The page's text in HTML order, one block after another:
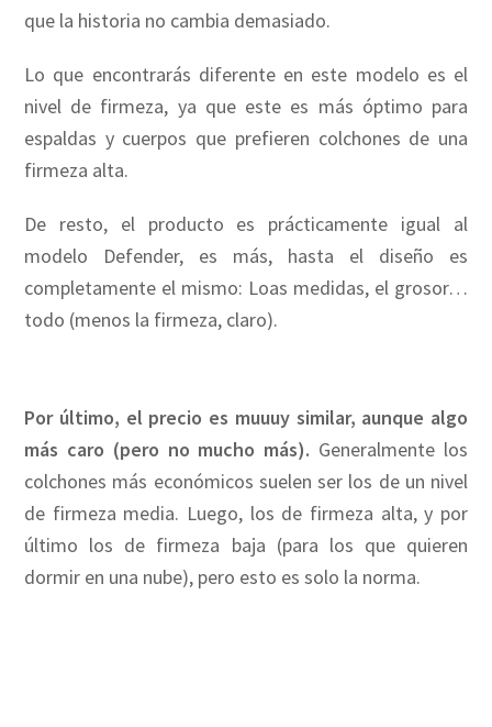
que la historia no cambia demasiado.
Lo que encontrarás diferente en este modelo es el
nivel de firmeza, ya que este es más óptimo para
espaldas y cuerpos que prefieren colchones de una
firmeza alta.
De resto, el producto es prácticamente igual al
modelo Defender, es más, hasta el diseño es
completamente el mismo: Loas medidas, el grosor…
todo (menos la firmeza, claro).
Por último, el precio es muuuy similar, aunque algo
más caro (pero no mucho más). Generalmente los
colchones más económicos suelen ser los de un nivel
de firmeza media. Luego, los de firmeza alta, y por
último los de firmeza baja (para los que quieren
dormir en una nube), pero esto es solo la norma.